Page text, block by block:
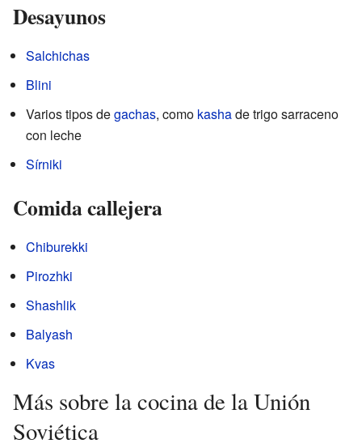
Desayunos
Salchichas
Blini
Varios tipos degachas, como kashade trigo sarraceno
con leche
Sírniki
Comida callejera
Chiburekki
Pirozhki
Shashlik
Balyash
Kvas
Más sobre la cocina de la Unión
Soviética